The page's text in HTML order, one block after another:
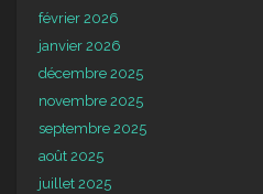
février 2026
janvier 2026
décembre 2025
novembre 2025
septembre 2025
août 2025
juillet 2025